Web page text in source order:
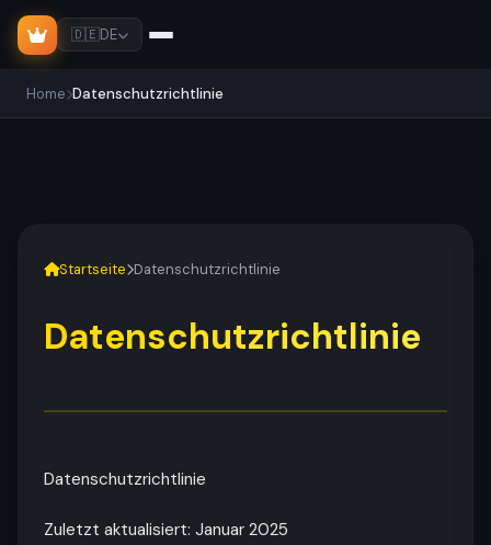
🇩🇪DE
Home Datenschutzrichtlinie
Startseite Datenschutzrichtlinie
Datenschutzrichtlinie
Datenschutzrichtlinie
Zuletzt aktualisiert: Januar 2025